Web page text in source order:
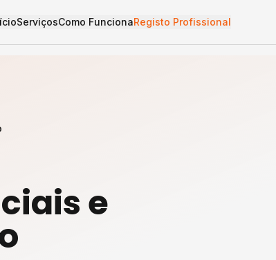
ServiçosComo FuncionaRegisto Profissional
e